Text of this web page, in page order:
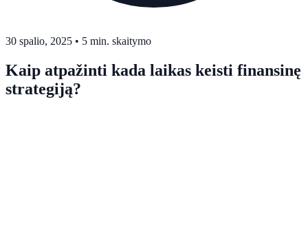
30 spalio, 2025 • 5 min. skaitymo
Kaip atpažinti kada laikas keisti finansinę
strategiją?